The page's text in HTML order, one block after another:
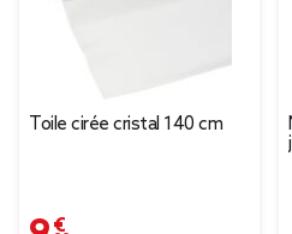
Toile cirée cristal 140 cm
9,99 €